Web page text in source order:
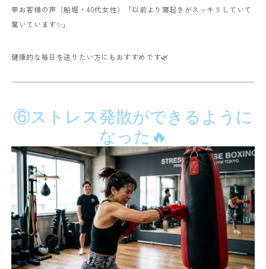
💬お客様の声（船堀・40代女性）
「以前より寝起きがスッキリしていて
驚いています✨」
健康的な毎日を送りたい方にもおすすめです🌿
⑥ストレス発散ができるように
なった🔥